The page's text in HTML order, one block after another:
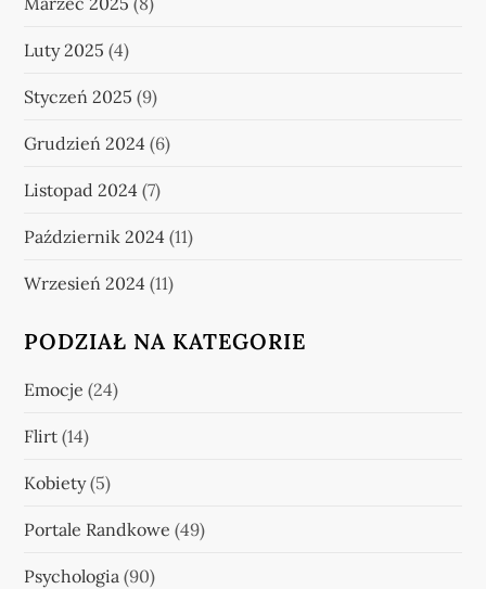
Luty 2025 (4)
Styczeń 2025 (9)
Grudzień 2024 (6)
Listopad 2024 (7)
Październik 2024 (11)
Wrzesień 2024 (11)
PODZIAŁ NA KATEGORIE
Emocje (24)
Flirt (14)
Kobiety(5)
Portale Randkowe (49)
Psychologia (90)